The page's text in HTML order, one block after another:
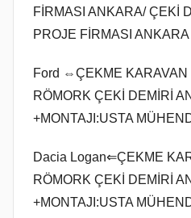
FİRMASI ANKARA/ ÇEKİ
PROJE FİRMASI ANKARA
Ford ⇔ÇEKME
RÖMORK ÇEKİ DEMİRİ
+MONTAJI:USTA
Dacia Logan⇐ÇEKME
RÖMORK ÇEKİ DEMİRİ
+MONTAJI:USTA